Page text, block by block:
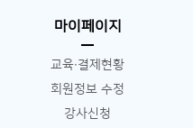
마이페이지
교육∙결제현황
회원정보 수정
강사신청